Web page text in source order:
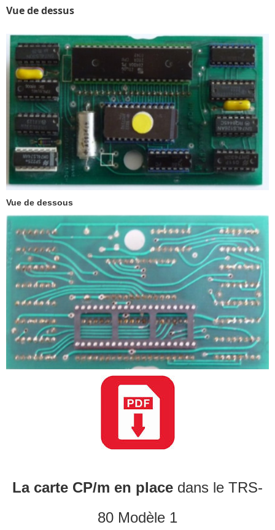
Vue de dessus
Vue de dessous
La carte CP/m en place dans le TRS-
80 Modèle 1